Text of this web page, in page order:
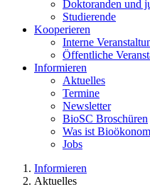
Doktoranden und
Studierende
Kooperieren
Interne
Öffentliche
Informieren
Aktuelles
Termine
Newsletter
BioSC Broschüren
Was ist
Jobs
Informieren
Aktuelles